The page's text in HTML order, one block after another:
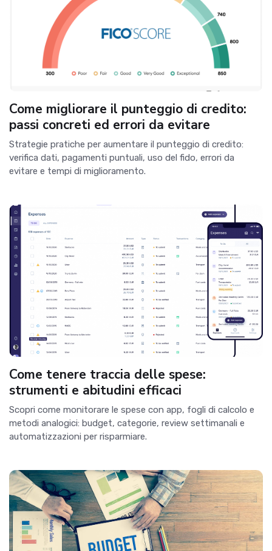
Come migliorare il punteggio di credito:
passi concreti ed errori da evitare
Strategie pratiche per aumentare il punteggio di credito:
verifica dati, pagamenti puntuali, uso del fido, errori da
evitare e tempi di miglioramento.
Come tenere traccia delle spese:
strumenti e abitudini efficaci
Scopri come monitorare le spese con app, fogli di calcolo e
metodi analogici: budget, categorie, review settimanali e
automatizzazioni per risparmiare.